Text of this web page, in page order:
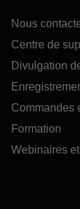
Nous
Centre de
Divulgation
Commandes
Formation
Webinaires